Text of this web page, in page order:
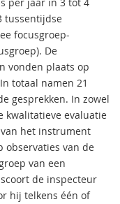
tussentijdse
focusgroep-
De
vonden plaats op
totaal namen 21
gesprekken. In zowel
kwalitatieve evaluatie
het instrument
observaties van de
van een
de inspecteur
hij telkens één of